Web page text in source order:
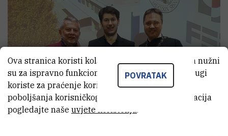
POVRATAK
Ova stranica koristi kolačiće. Neki od tih kolačića nužni
su za ispravno funkcioniranje stranice, dok se drugi
koriste za praćenje korištenja stranice radi
poboljšanja korisničkog iskustva. Za više informacija
pogledajte naše uvjete korištenja.